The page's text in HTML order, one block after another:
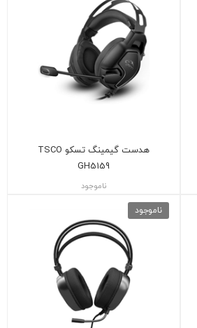
هدست گیمینگ تسکو TSCO
GH5159
ناموجود
ناموجود